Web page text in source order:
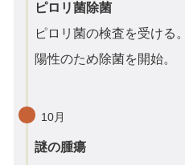
ピロリ菌除菌
ピロリ菌の検査を受ける。
陽性のため除菌を開始。
10月
謎の腫瘍